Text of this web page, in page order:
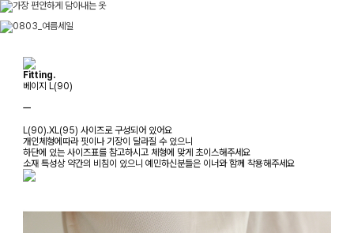
Fitting.
베이지 L(90)
ㅡ
L(90).XL(95) 사이즈로 구성되어 있어요
개인체형에따라 핏이나 기장이 달라질 수 있으니
하단에 있는 사이즈표를 참고하시고 체형에 맞게 초이스해주세요
소재 특성상 약간의 비침이 있으니 예민하신분들은 이너와 함께 착용해주세요